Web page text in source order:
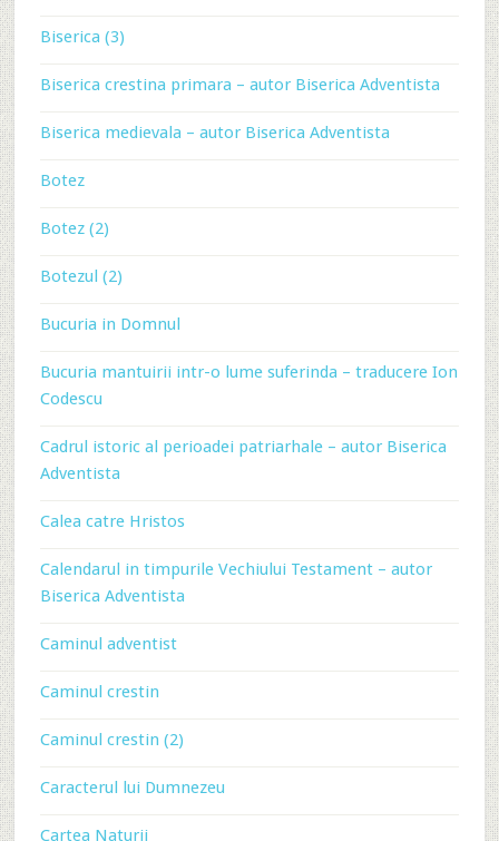
Biserica (3)
Biserica crestina primara – autor Biserica Adventista
Biserica medievala – autor Biserica Adventista
Botez
Botez (2)
Botezul (2)
Bucuria in Domnul
Bucuria mantuirii intr-o lume suferinda – traducere Ion
Codescu
Cadrul istoric al perioadei patriarhale – autor Biserica
Adventista
Calea catre Hristos
Calendarul in timpurile Vechiului Testament – autor
Biserica Adventista
Caminul adventist
Caminul crestin
Caminul crestin (2)
Caracterul lui Dumnezeu
Cartea Naturii